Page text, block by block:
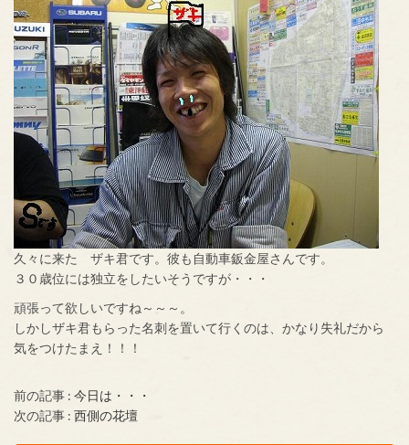
久々に来た ザキ君です。彼も自動車鈑金屋さんです。
３０歳位には独立をしたいそうですが・・・
頑張って欲しいですね～～～。
しかしザキ君もらった名刺を置いて行くのは、かなり失礼だから
気をつけたまえ！！！
前の記事 : 今日は・・・
次の記事 : 西側の花壇